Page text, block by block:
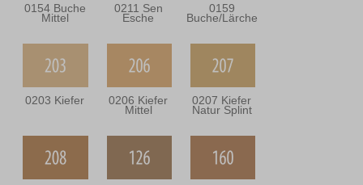
0154 Buche
Mittel
0211 Sen
Esche
0159
Buche/Lärche
0203 Kiefer 0206 Kiefer
Mittel
0207 Kiefer
Natur Splint